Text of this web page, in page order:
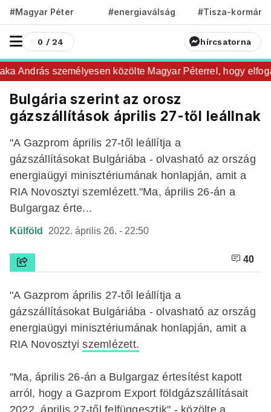
#Magyar Péter #energiaválság #Tisza-kormány
0 / 24 hírcsatorna
András személyesen közölte Magyar Péterrel, hogy
Bulgária szerint az orosz
gázszállítások április 27-től leállnak
"A Gazprom április 27-től leállítja a
gázszállításokat Bulgáriába - olvasható az ország
energiaügyi minisztériumának honlapján, amit a
RIA Novosztyi szemlézett."Ma, április 26-án a
Bulgargaz érte...
Külföld 2022. április 26. - 22:50
40
"A Gazprom április 27-től leállítja a
gázszállításokat Bulgáriába - olvasható az ország
energiaügyi minisztériumának honlapján, amit a
RIA Novosztyiszemlézett.
"Ma, április 26-án a Bulgargaz értesítést kapott
arról, hogy a Gazprom Export földgázszállításait
2022. április 27-től felfüggesztik" - közölte a